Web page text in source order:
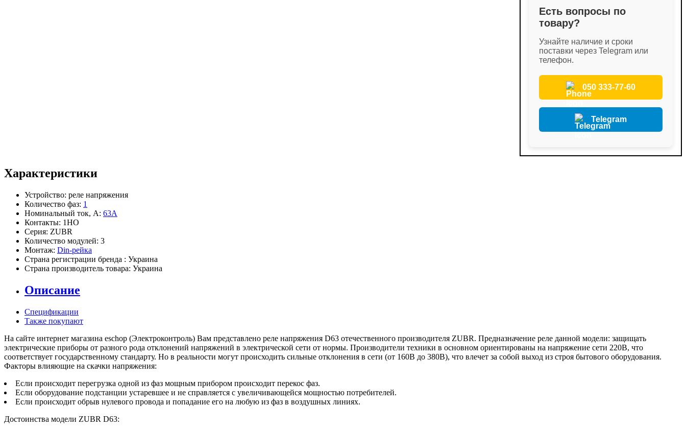
Есть вопросы по
товару?
Узнайте наличие и сроки
поставки через Telegram или
телефон.
050 333-77-60
Telegram
Характеристики
Устройство: реле напряжения
Количество фаз: 1
Номинальный ток, А: 63А
Контакты: 1НО
Серия: ZUBR
Количество модулей: 3
Монтаж: Din-рейка
Страна регистрации бренда : Украина
Страна производитель товара: Украина
Описание
Спецификации
Также покупают
На сайте интернет магазина eschop (Электроконтроль) Вам представлено реле напряжения D63 отечественного производителя ZUBR. Предназначение реле данной модели: защищать
электрические приборы от разного рода отклонений напряжений в электрической сети от нормы. Производители техники в основном ориентированы на напряжение сети 220В, что
соответствует государственному стандарту. Но в реальности могут происходить сильные отклонения в сети (от 160В до 380В), что влечет за собой выход из строя бытового оборудования.
Факторы влияющие на скачки напряжения:
Если происходит перегрузка одной из фаз мощным прибором происходит перекос фаз.
Если оборудование подстанции устаревшее и не справляется с увеличивающейся мощностью потребителей.
Если происходит обрыв нулевого провода и попадание его на любую из фаз в воздушных линиях.
Достоинства модели ZUBR D63: